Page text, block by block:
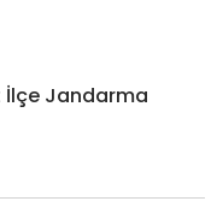
İlçe Jandarma